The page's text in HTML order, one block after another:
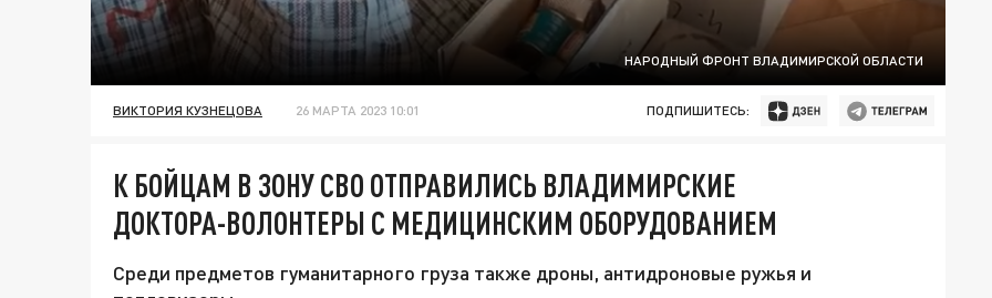
НАРОДНЫЙ ФРОНТ ВЛАДИМИРСКОЙ ОБЛАСТИ
ВИКТОРИЯ КУЗНЕЦОВА 26 МАРТА 2023 10:01 ПОДПИШИТЕСЬ:
К БОЙЦАМ В ЗОНУ СВО ОТПРАВИЛИСЬ ВЛАДИМИРСКИЕ
ДОКТОРА-ВОЛОНТЕРЫ С МЕДИЦИНСКИМ ОБОРУДОВАНИЕМ
Среди предметов гуманитарного груза также дроны, антидроновые ружья и